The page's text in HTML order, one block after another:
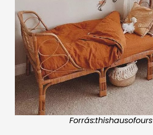
Forrás:thishausofours